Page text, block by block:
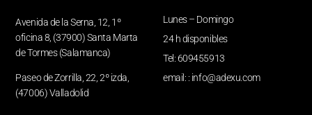
Avenida de la Serna, 12, 1º
oficina 8, (37900) Santa Marta
de Tormes (Salamanca)
Paseo de Zorrilla, 22, 2º izda,
(47006) Valladolid
Lunes – Domingo
24 h disponibles
Tel: 609455913
email: : info@adexu.com